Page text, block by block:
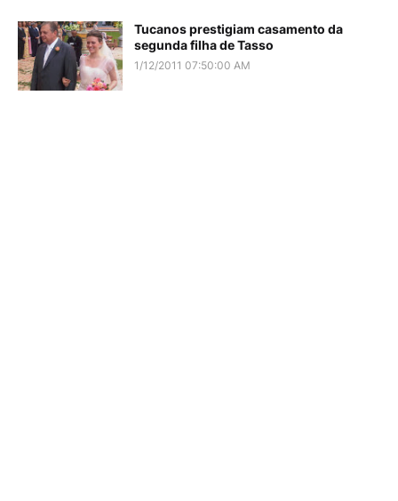
Tucanos prestigiam casamento da
segunda filha de Tasso
1/12/2011 07:50:00 AM